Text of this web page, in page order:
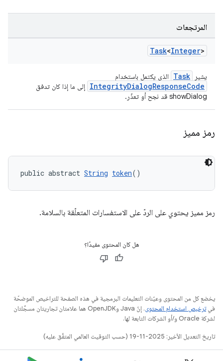
المرتجعات
Task<Integer>
يشير Task الذي يكتمل باستخدام
IntegrityDialogResponseCode
إلى ما إذا كان تدفق
showDialog قد نجح أو تعذّر.
رمز مميز
public abstract String token()
رمز مميز يحتوي على الردّ على الاستفسارات المتعلّقة بالسلامة.
هل كان المحتوى مفيدًا؟
يخضع كل من المحتوى وعيّنات التعليمات البرمجية في هذه الصفحة للتراخيص الموضحّة
فيترخيص استخدام المحتوى
. إنّ Java وOpenJDK هما علامتان تجاريتان مسجَّلتان
لشركة Oracle و/أو الشركات التابعة لها.
تاريخ التعديل الأخير: 2025-11-19 (حسب التوقيت العالمي المتفَّق عليه)